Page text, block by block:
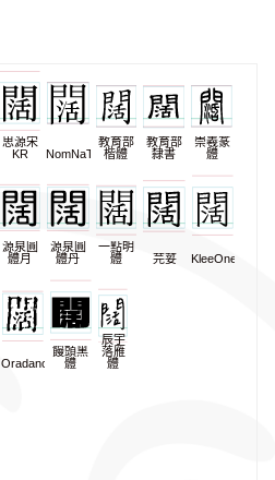
思源宋
KR
NomNaTong
教育部
楷體
教育部
隸書
崇羲篆
體
源泉圓
體月
源泉圓
體丹
一點明
體
芫荽 KleeOne
Oradano
饅頭黑
體
辰宇
落雁
體